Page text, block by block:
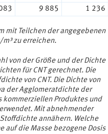
9 885 1 236
mit Teilchen der angegebenen
zu erreichen.
von der Größe und der Dichte
für CNT gerechnet. Die
von CNT. Die Dichte von
der Agglomeratdichte der
kommerziellen Produktes und
Mit abnehmender
annähern. Welche
auf die Masse bezogene Dosis